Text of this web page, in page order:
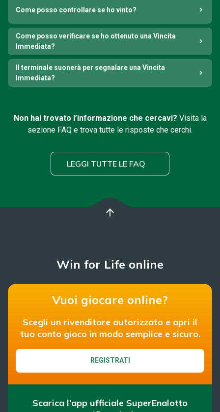
Come posso controllare se ho vinto?
Come posso verificare se ho ottenuto una Vincita
Immediata?
Il terminale suonerà per segnalare una Vincita
Immediata?
Non hai trovato l’informazione che cercavi? Visita la
sezione FAQ e trova tutte le risposte che cerchi.
LEGGI TUTTE LE FAQ
arrow_upward
Win for Life online
Vuoi giocare online?
Scegli un rivenditore autorizzato e apri il
tuo conto gioco in modo semplice e sicuro.
REGISTRATI
Scarica l’app ufficiale SuperEnalotto